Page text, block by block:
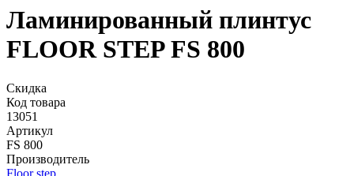
Ламинированный плинтус
FLOOR STEP FS 800
Скидка
Код товара
13051
Артикул
FS 800
Производитель
Floor step